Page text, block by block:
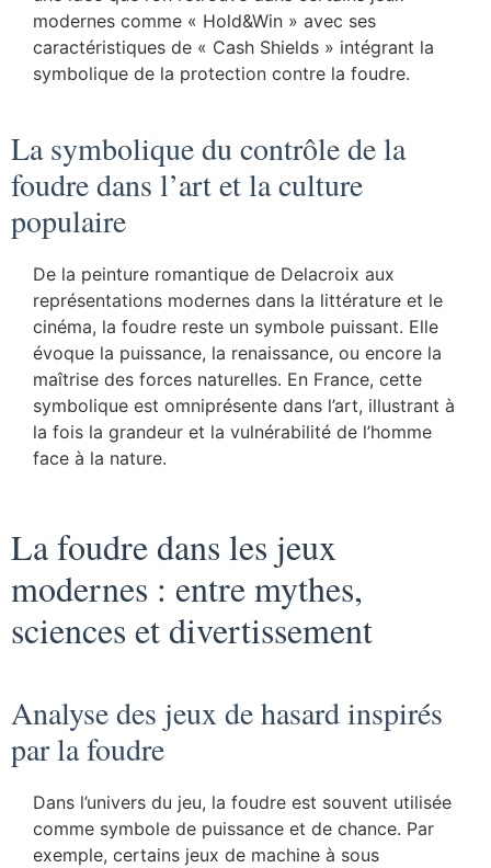
modernes comme « Hold&Win » avec ses
caractéristiques de « Cash Shields » intégrant la
symbolique de la protection contre la foudre.
La symbolique du contrôle de la
foudre dans l’art et la culture
populaire
De la peinture romantique de Delacroix aux
représentations modernes dans la littérature et le
cinéma, la foudre reste un symbole puissant. Elle
évoque la puissance, la renaissance, ou encore la
maîtrise des forces naturelles. En France, cette
symbolique est omniprésente dans l’art, illustrant à
la fois la grandeur et la vulnérabilité de l’homme
face à la nature.
La foudre dans les jeux
modernes : entre mythes,
sciences et divertissement
Analyse des jeux de hasard inspirés
par la foudre
Dans l’univers du jeu, la foudre est souvent utilisée
comme symbole de puissance et de chance. Par
exemple, certains jeux de machine à sous